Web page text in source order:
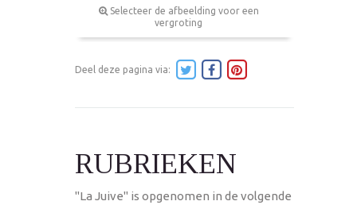
Selecteer de afbeelding voor een
vergroting
Deel deze pagina via:
RUBRIEKEN
"La Juive" is opgenomen in de volgende